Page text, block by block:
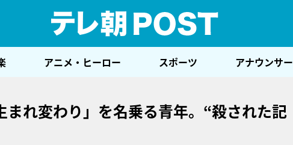
アニメ・ヒーロー スポーツ アナウンサー
れ変わり」を名乗る青年。“殺された記